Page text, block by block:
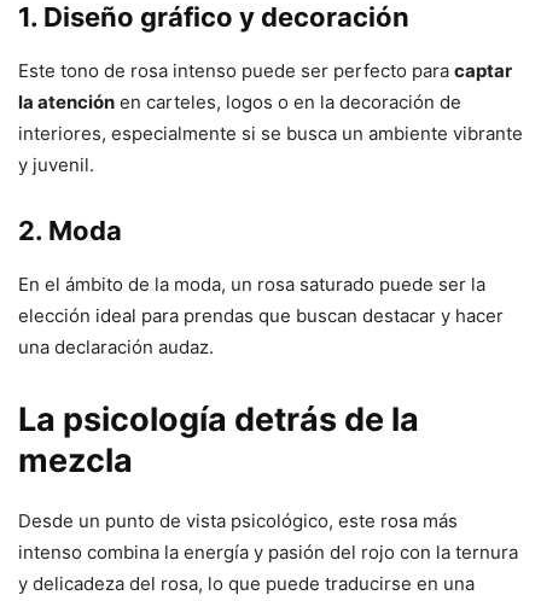
1. Diseño gráfico y decoración
Este tono de rosa intenso puede ser perfecto para captar
la atención en carteles, logos o en la decoración de
interiores, especialmente si se busca un ambiente vibrante
y juvenil.
2. Moda
En el ámbito de la moda, un rosa saturado puede ser la
elección ideal para prendas que buscan destacar y hacer
una declaración audaz.
La psicología detrás de la
mezcla
Desde un punto de vista psicológico, este rosa más
intenso combina la energía y pasión del rojo con la ternura
y delicadeza del rosa, lo que puede traducirse en una